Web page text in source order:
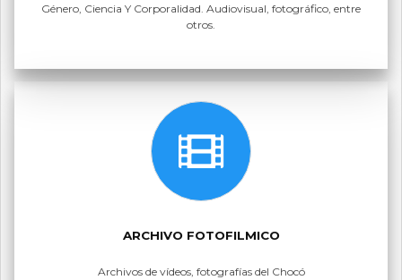
Género, Ciencia Y Corporalidad. Audiovisual, fotográfico, entre
otros.
ARCHIVO FOTOFILMICO
Archivos de vídeos, fotografías del Chocó